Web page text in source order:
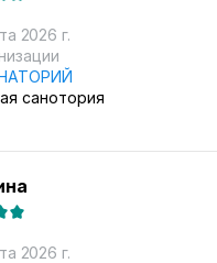
2026 г.
санотория
2026 г.